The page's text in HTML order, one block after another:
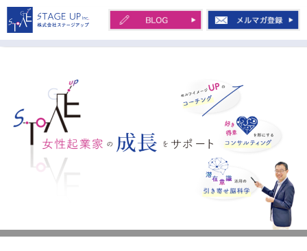
コ
ン
テ
女性起業家の起業から会社化を、セルフ